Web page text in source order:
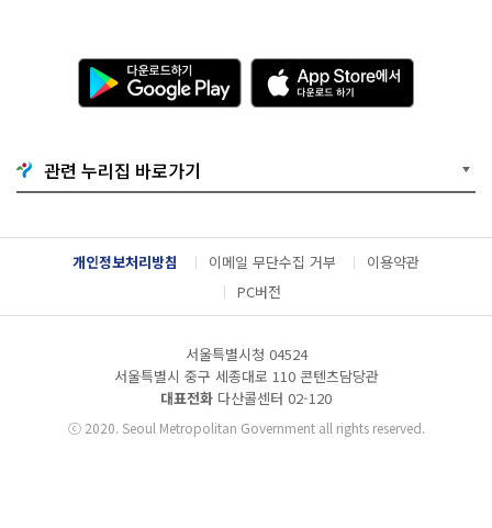
다
운
로
기
G
o
g
l
e
A
p
p
e
서
다
운
관련 누리집 바로가기
개인정보처리방침 이메일 무단수집 거부
이용약관
PC버전
서울특별시청 04524
서울특별시 중구 세종대로 110 콘텐츠담당관
대표전화 다산콜센터 02-120
ⓒ2020. Seoul Metropolitan Government all rights reserved.